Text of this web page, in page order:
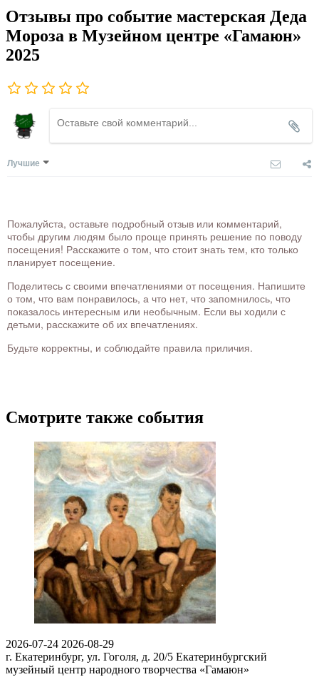
Отзывы про событие мастерская Деда
Мороза в Музейном центре «Гамаюн»
2025
Лучшие
Пожалуйста, оставьте подробный отзыв или комментарий,
чтобы другим людям было проще принять решение по поводу
посещения! Расскажите о том, что стоит знать тем, кто только
планирует посещение.
Поделитесь с своими впечатлениями от посещения. Напишите
о том, что вам понравилось, а что нет, что запомнилось, что
показалось интересным или необычным. Если вы ходили с
детьми, расскажите об их впечатлениях.
Будьте корректны, и соблюдайте правила приличия.
Смотрите также события
2026-07-24 2026-08-29
г. Екатеринбург, ул. Гоголя, д. 20/5 Екатеринбургский
музейный центр народного творчества «Гамаюн»